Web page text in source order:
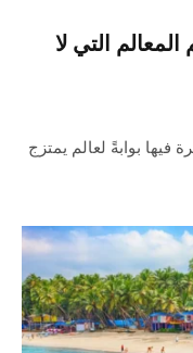
التي لا
فيها بوابةً لعالم يمتزج